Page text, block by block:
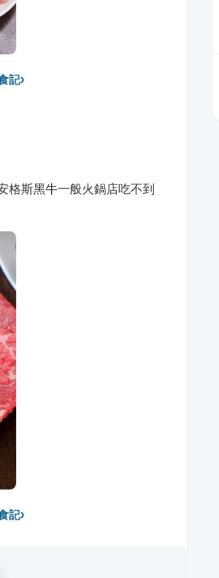
記›
格斯黑牛一般火鍋店吃不到
記›